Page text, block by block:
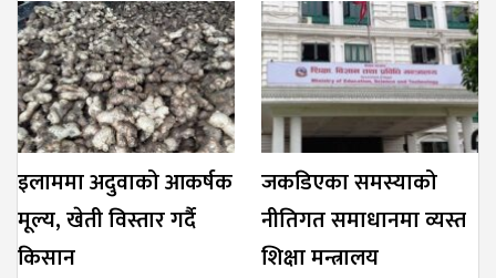
इलाममा अदुवाको आकर्षक
मूल्य, खेती विस्तार गर्दै
किसान
जकडिएका समस्याको
नीतिगत समाधानमा व्यस्त
शिक्षा मन्त्रालय